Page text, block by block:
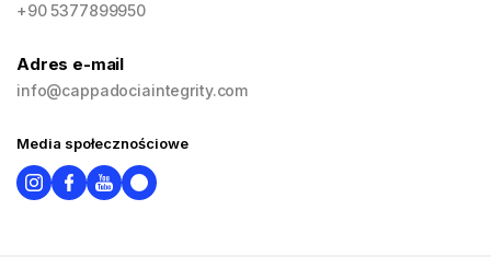
+90 5377899950
Adres e-mail
info@cappadociaintegrity.com
Media społecznościowe